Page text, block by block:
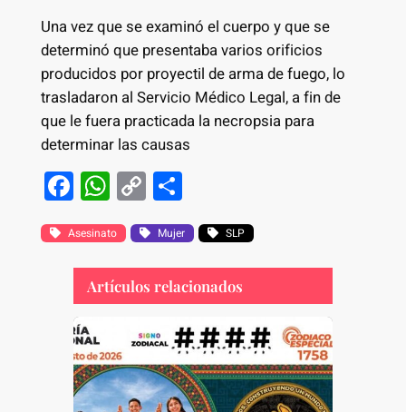
Una vez que se examinó el cuerpo y que se
determinó que presentaba varios orificios
producidos por proyectil de arma de fuego, lo
trasladaron al Servicio Médico Legal, a fin de
que le fuera practicada la necropsia para
determinar las causas
F
a
c
e
b
o
o
k
W
h
at
s
A
p
C
o
p
y
Li
n
k
S
h
ar
e
Asesinato Mujer SLP
Artículos relacionados